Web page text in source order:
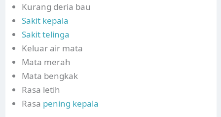
Kurang deria bau
Sakit kepala
Sakit telinga
Keluar air mata
Mata merah
Mata bengkak
Rasa letih
Rasa pening kepala